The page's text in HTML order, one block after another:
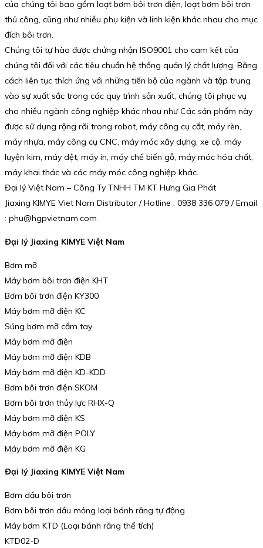
của chúng tôi bao gồm loạt bơm bôi trơn điện, loạt bơm bôi trơn
thủ công, cũng như nhiều phụ kiện và linh kiện khác nhau cho mục
đích bôi trơn.
Chúng tôi tự hào được chứng nhận ISO9001 cho cam kết của
chúng tôi đối với các tiêu chuẩn hệ thống quản lý chất lượng. Bằng
cách liên tục thích ứng với những tiến bộ của ngành và tập trung
vào sự xuất sắc trong các quy trình sản xuất, chúng tôi phục vụ
cho nhiều ngành công nghiệp khác nhau như Các sản phẩm này
được sử dụng rộng rãi trong robot, máy công cụ cắt, máy rèn,
máy nhựa, máy công cụ CNC, máy móc xây dựng, xe cộ, máy
luyện kim, máy dệt, máy in, máy chế biến gỗ, máy móc hóa chất,
máy khai thác và các máy móc công nghiệp khác.
Đại lý Việt Nam – Công Ty TNHH TM KT Hưng Gia Phát
Jiaxing KIMYE Viet Nam Distributor / Hotline : 0938 336 079 / Email
: phu@hgpvietnam.com
Đại lý Jiaxing KIMYE Việt Nam
Bơm mỡ
Máy bơm bôi trơn điện KHT
Bơm bôi trơn điện KY300
Máy bơm mỡ điện KC
Súng bơm mỡ cầm tay
Máy bơm mỡ điện
Máy bơm mỡ điện KDB
Máy bơm mỡ điện KD-KDD
Bơm bôi trơn điện SKOM
Bơm bôi trơn thủy lực RHX-Q
Máy bơm mỡ điện KS
Máy bơm mỡ điện POLY
Máy bơm mỡ điện KG
Đại lý Jiaxing KIMYE Việt Nam
Bơm dầu bôi trơn
Bơm bôi trơn dầu mỏng loại bánh răng tự động
Máy bơm KTD (Loại bánh răng thể tích)
KTD02-D